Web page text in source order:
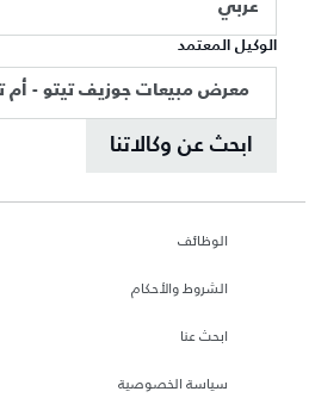
عربي
الوكيل المعتمد
معرض مبيعات جوزيف تيتو - أم
ابحث عن وكالاتنا
الوظائف
الشروط والأحكام
ابحث عنا
سياسة الخصوصية